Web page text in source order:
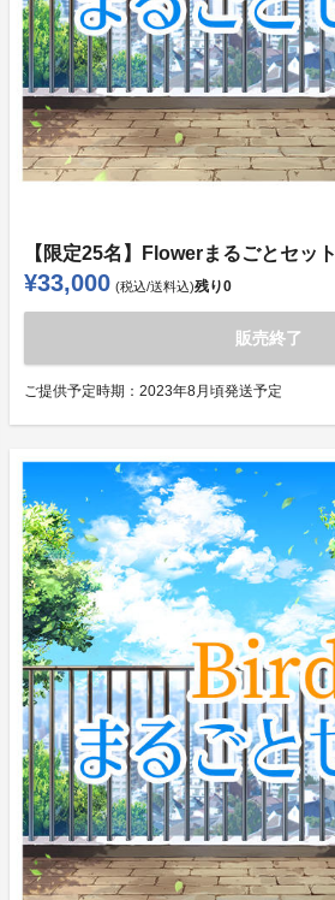
【限定25名】Flowerまるごとセット
¥33,000 (税込/送料込)残り0
販売終了
ご提供予定時期： 2023年8月頃発送予定